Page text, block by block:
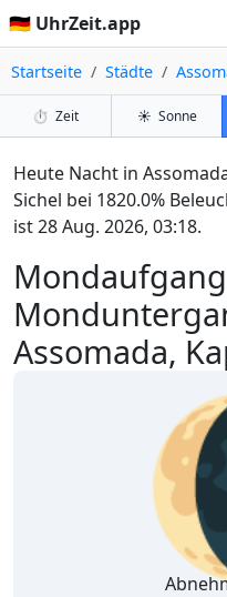
🇩🇪 UhrZeit.app
Startseite Städte
⏱️ Zeit ☀️ Sonne
Assomada,
Heute Nacht in
Sichel bei 1820.0%
ist 28 Aug. 2026, 03:18.